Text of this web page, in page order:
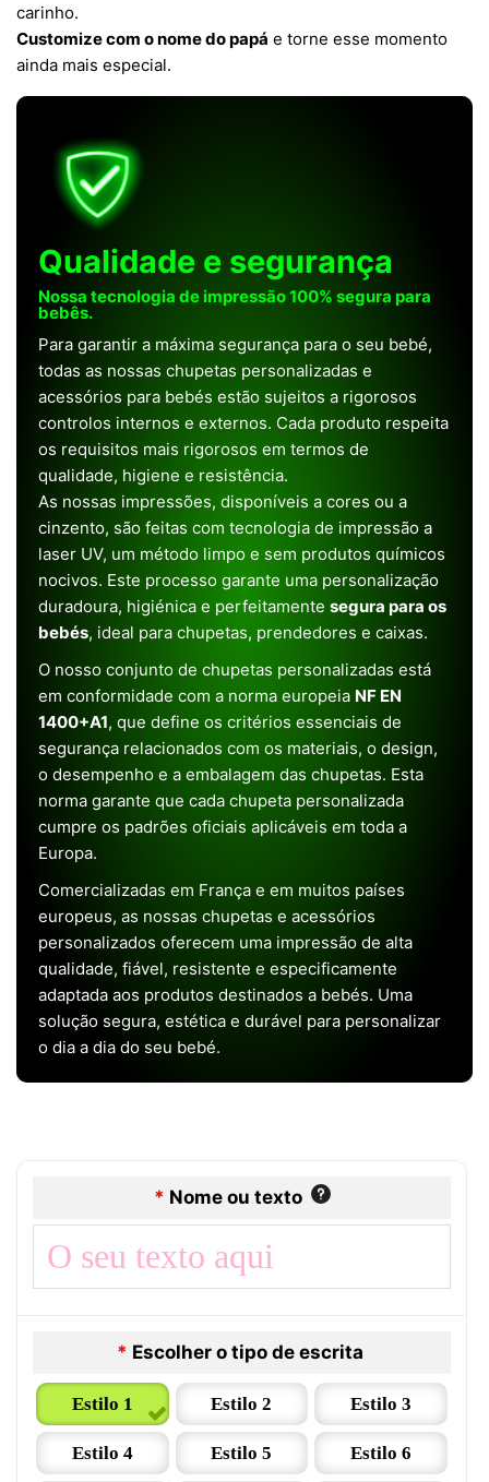
carinho.
Customize com o nome do papá e torne esse momento
ainda mais especial.
Qualidade e segurança
Nossa tecnologia de impressão 100% segura para
bebês.
Para garantir a máxima segurança para o seu bebé,
todas as nossas chupetas personalizadas e
acessórios para bebés estão sujeitos a rigorosos
controlos internos e externos. Cada produto respeita
os requisitos mais rigorosos em termos de
qualidade, higiene e resistência.
As nossas impressões, disponíveis a cores ou a
cinzento, são feitas com tecnologia de impressão a
laser UV, um método limpo e sem produtos químicos
nocivos. Este processo garante uma personalização
duradoura, higiénica e perfeitamente segura para os
bebés, ideal para chupetas, prendedores e caixas.
O nosso conjunto de chupetas personalizadas está
em conformidade com a norma europeia NF EN
1400+A1, que define os critérios essenciais de
segurança relacionados com os materiais, o design,
o desempenho e a embalagem das chupetas. Esta
norma garante que cada chupeta personalizada
cumpre os padrões oficiais aplicáveis em toda a
Europa.
Comercializadas em França e em muitos países
europeus, as nossas chupetas e acessórios
personalizados oferecem uma impressão de alta
qualidade, fiável, resistente e especificamente
adaptada aos produtos destinados a bebés. Uma
solução segura, estética e durável para personalizar
o dia a dia do seu bebé.
* Nome ou texto
* Escolher o tipo de escrita
Estilo 1 Estilo 2 Estilo 3
Estilo 4 Estilo 5 Estilo 6